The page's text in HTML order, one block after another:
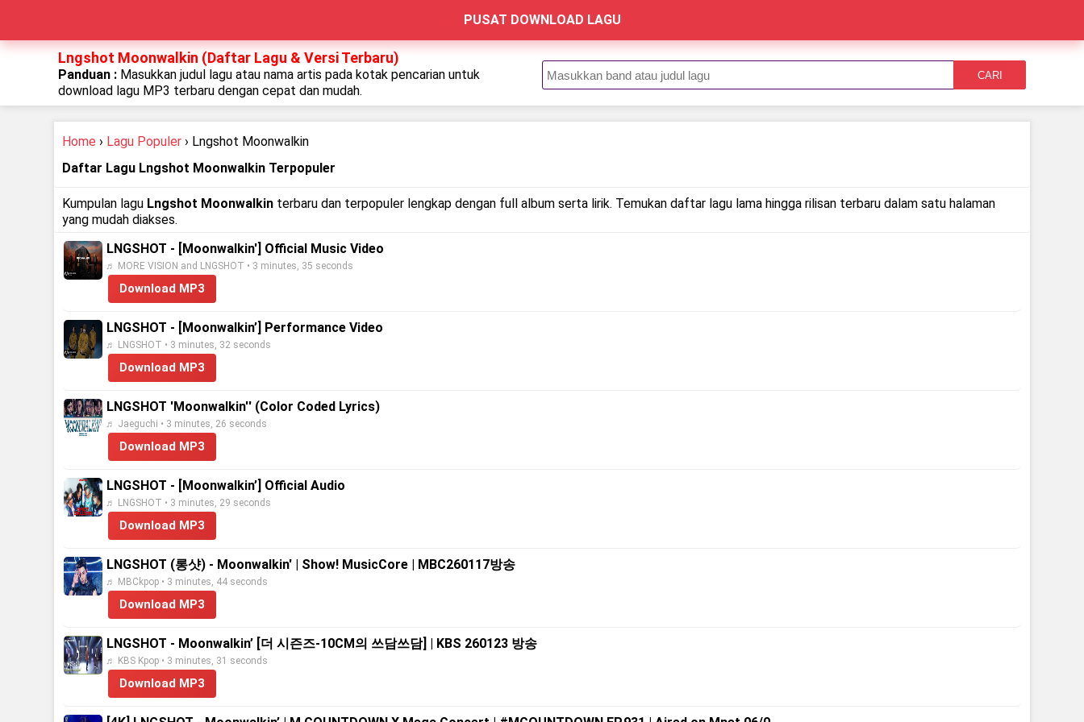
PUSAT DOWNLOAD LAGU
Lngshot Moonwalkin (Daftar Lagu & Versi Terbaru)
Panduan : Masukkan judul lagu atau nama artis pada kotak pencarian untuk
download lagu MP3 terbaru dengan cepat dan mudah.
CARI
Home › Lagu Populer › Lngshot Moonwalkin
Daftar Lagu Lngshot Moonwalkin Terpopuler
Kumpulan lagu Lngshot Moonwalkin terbaru dan terpopuler lengkap dengan full album serta lirik. Temukan daftar lagu lama hingga rilisan terbaru dalam satu halaman
yang mudah diakses.
LNGSHOT - [Moonwalkin'] Official Music Video
♬ MORE VISION and LNGSHOT • 3 minutes, 35 seconds
Download MP3
LNGSHOT - [Moonwalkin’] Performance Video
♬ LNGSHOT • 3 minutes, 32 seconds
Download MP3
LNGSHOT 'Moonwalkin'' (Color Coded Lyrics)
♬ Jaeguchi • 3 minutes, 26 seconds
Download MP3
LNGSHOT - [Moonwalkin’] Official Audio
♬ LNGSHOT • 3 minutes, 29 seconds
Download MP3
LNGSHOT (롱샷) - Moonwalkin' | Show! MusicCore | MBC260117방송
♬ MBCkpop • 3 minutes, 44 seconds
Download MP3
LNGSHOT - Moonwalkin’ [더 시즌즈-10CM의 쓰담쓰담] | KBS 260123 방송
♬ KBS Kpop • 3 minutes, 31 seconds
Download MP3